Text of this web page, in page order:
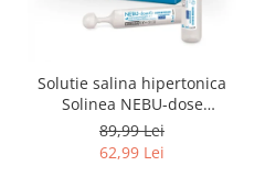
Solutie salina hipertonica
Solinea NEBU-dose
concentratie 3%, 30
monodoze x 5 ml
89,99 Lei
62,99 Lei